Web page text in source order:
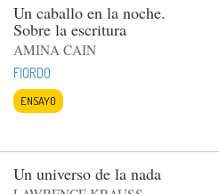
Un caballo en la noche.
Sobre la escritura
AMINA CAIN
FIORDO
ENSAYO
Un universo de la nada